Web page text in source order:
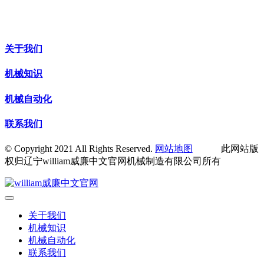
关于我们
机械知识
机械自动化
联系我们
© Copyright 2021 All Rights Reserved. 网站地图
此网站版
权归辽宁william威廉中文官网机械制造有限公司所有
关于我们
机械知识
机械自动化
联系我们